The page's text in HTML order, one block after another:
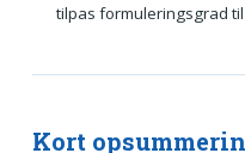
tilpas formuleringsgrad
Kort